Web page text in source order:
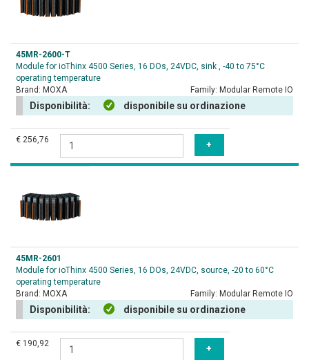
45MR-2600-T
Module for ioThinx 4500 Series, 16 DOs, 24VDC, sink , -40 to 75°C
operating temperature
Brand: MOXA Family: Modular Remote IO
Disponibilità: disponibile su ordinazione
€ 256,76
45MR-2601
Module for ioThinx 4500 Series, 16 DOs, 24VDC, source, -20 to 60°C
operating temperature
Brand: MOXA Family: Modular Remote IO
Disponibilità: disponibile su ordinazione
€ 190,92